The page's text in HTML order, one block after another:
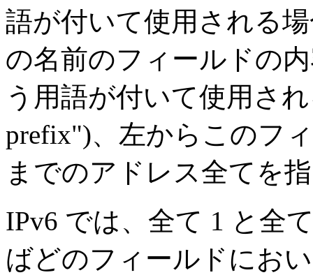
語が付いて使用される
の名前のフィールドの
う用語が付いて使用さ
prefix")、左からこのフ
までのアドレス全てを
IPv6 では、全て 1 と全
ばどのフィールドにお